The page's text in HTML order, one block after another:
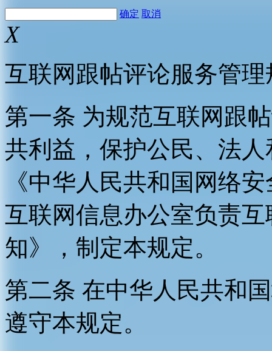
确定 取消
X
互联网跟帖评论服务管理
第一条 为规范互联网跟
共利益，保护公民、法
《中华人民共和国网络
互联网信息办公室负责
知》，制定本规定。
第二条 在中华人民共和
遵守本规定。